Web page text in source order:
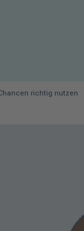
richtig nutzen